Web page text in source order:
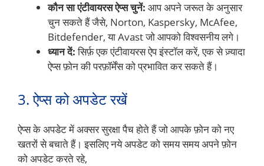
कौन सा एंटीवायरस ऐप्सचुनें: आप अपने जरूत के अनुसार
चुन सकते हैं जैसे, Norton, Kaspersky, McAfee,
Bitdefender, या Avast जो आपको विश्वसनीय लगे।
ध्यान दें:सिर्फ़ एक एंटीवायरस ऐप इंस्टॉल करें, एक से ज़्यादा
ऐप्स फ़ोन की परफ़ॉर्मेंस को प्रभावित कर सकते हैं।
3. ऐप्स को अपडेट रखें
ऐप्स के अपडेट में अक्सर सुरक्षा पैच होते हैं जो आपके फ़ोन को नए
खतरों से बचाते हैं। इसलिए नये अपडेट को समय समय अपने फ़ोन
को अपडेट करते रहे,